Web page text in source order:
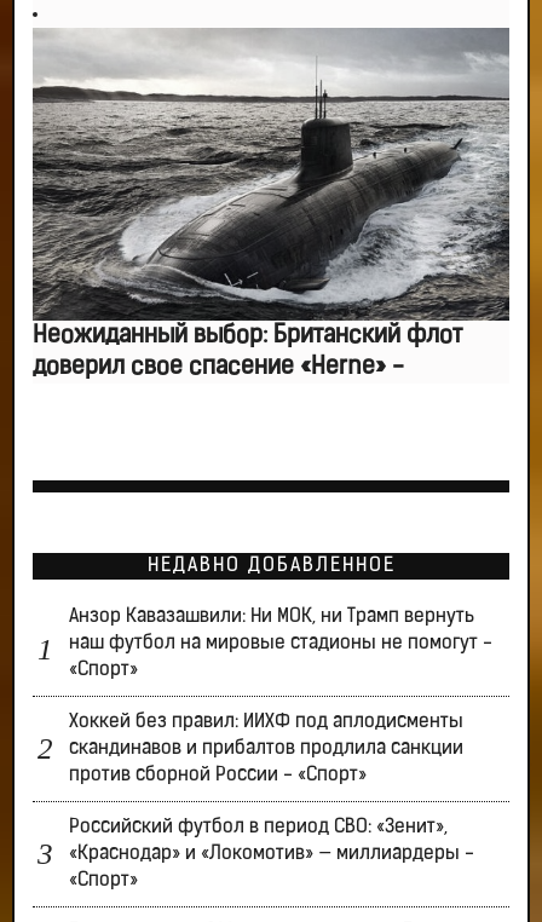
Неожиданный выбор: Британский флот
доверил свое спасение «Herne» -
НЕДАВНО ДОБАВЛЕННОЕ
Анзор Кавазашвили: Ни МОК, ни Трамп вернуть
наш футбол на мировые стадионы не помогут -
«Спорт»
Хоккей без правил: ИИХФ под аплодисменты
скандинавов и прибалтов продлила санкции
против сборной России - «Спорт»
Российский футбол в период СВО: «Зенит»,
«Краснодар» и «Локомотив» — миллиардеры -
«Спорт»